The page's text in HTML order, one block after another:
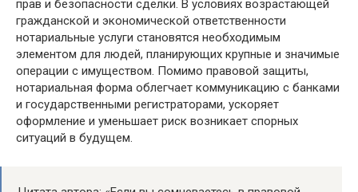
прав и безопасности сделки. В условиях возрастающей
гражданской и экономической ответственности
нотариальные услуги становятся необходимым
элементом для людей, планирующих крупные и значимые
операции с имуществом. Помимо правовой защиты,
нотариальная форма облегчает коммуникацию с банками
и государственными регистраторами, ускоряет
оформление и уменьшает риск возникает спорных
ситуаций в будущем.